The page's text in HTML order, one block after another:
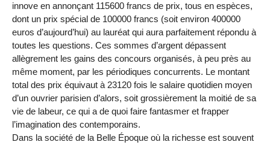
innove en annonçant 115600 francs de prix, tous en espèces,
dont un prix spécial de 100000 francs (soit environ 400000
euros d’aujourd’hui) au lauréat qui aura parfaitement répondu à
toutes les questions. Ces sommes d’argent dépassent
allègrement les gains des concours organisés, à peu près au
même moment, par les périodiques concurrents. Le montant
total des prix équivaut à 23120 fois le salaire quotidien moyen
d’un ouvrier parisien d’alors, soit grossièrement la moitié de sa
vie de labeur, ce qui a de quoi faire fantasmer et frapper
l’imagination des contemporains.
Dans la société de la Belle Époque où la richesse est souvent